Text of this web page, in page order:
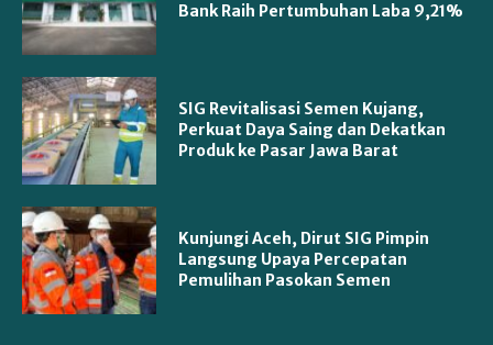
Bank Raih Pertumbuhan Laba 9,21%
SIG Revitalisasi Semen Kujang,
Perkuat Daya Saing dan Dekatkan
Produk ke Pasar Jawa Barat
Kunjungi Aceh, Dirut SIG Pimpin
Langsung Upaya Percepatan
Pemulihan Pasokan Semen